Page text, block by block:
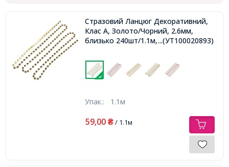
Стразовий Ланцюг Декоративний,
Клас А, Золото/Чорний, 2.6мм,
близько 240шт/1.1м,...(УТ100020893)
Упак.: 1.1м
59,00 ₴/ 1.1м